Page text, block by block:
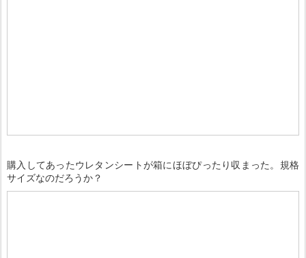
購入してあったウレタンシートが箱にほぼぴったり収まった。規格
サイズなのだろうか？